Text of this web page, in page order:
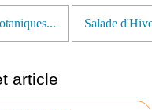
Salade
article